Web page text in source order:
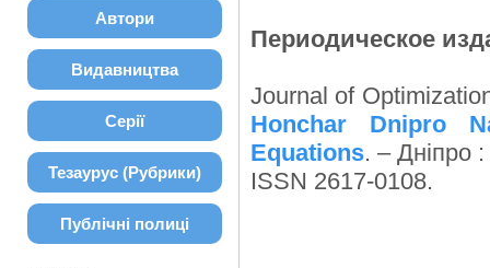
Автори
Видавництва
Серії
Тезаурус (Рубрики)
Публічні полиці
Периодическое
Journal of
Honchar Dnipro
Equations. – Дніпро
ISSN 2617-0108.